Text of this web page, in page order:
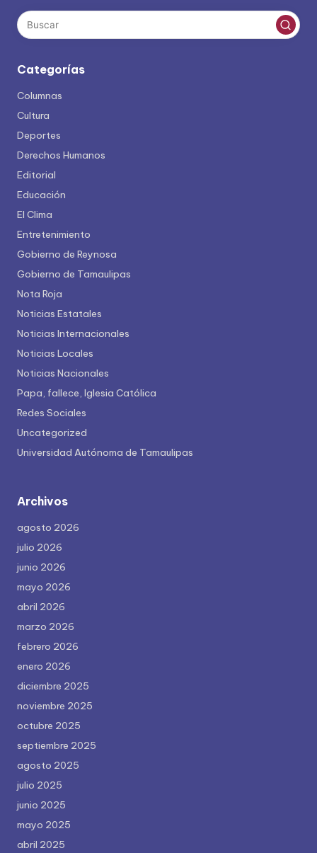
Categorías
Columnas
Cultura
Deportes
Derechos Humanos
Editorial
Educación
El Clima
Entretenimiento
Gobierno de Reynosa
Gobierno de Tamaulipas
Nota Roja
Noticias Estatales
Noticias Internacionales
Noticias Locales
Noticias Nacionales
Papa, fallece, Iglesia Católica
Redes Sociales
Uncategorized
Universidad Autónoma de Tamaulipas
Archivos
agosto 2026
julio 2026
junio 2026
mayo 2026
abril 2026
marzo 2026
febrero 2026
enero 2026
diciembre 2025
noviembre 2025
octubre 2025
septiembre 2025
agosto 2025
julio 2025
junio 2025
mayo 2025
abril 2025